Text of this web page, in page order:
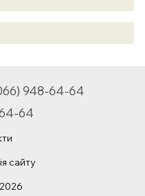
948-64-64
64
сайту